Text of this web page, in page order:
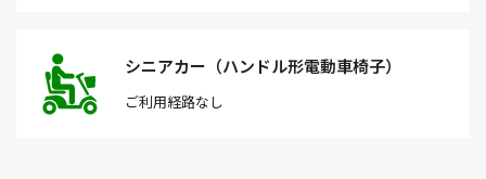
シニアカー（ハンドル形電動車椅子）
ご利用経路なし